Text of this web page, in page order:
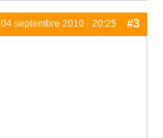
04 septembre 2010 - 20:25 #3